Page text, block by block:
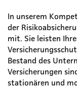
In unserem
der
mit. Sie leisten
Bestand des
Versicherungen
stationären und